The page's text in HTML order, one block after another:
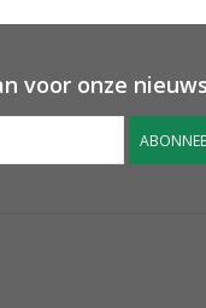
voor onze